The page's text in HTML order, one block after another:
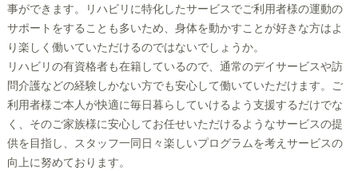
事ができます。リハビリに特化したサービスでご利用者様の運動の
サポートをすることも多いため、身体を動かすことが好きな方はよ
り楽しく働いていただけるのではないでしょうか。
リハビリの有資格者も在籍しているので、通常のデイサービスや訪
問介護などの経験しかない方でも安心して働いていただけます。ご
利用者様ご本人が快適に毎日暮らしていけるよう支援するだけでな
く、そのご家族様に安心してお任せいただけるようなサービスの提
供を目指し、スタッフ一同日々楽しいプログラムを考えサービスの
向上に努めております。